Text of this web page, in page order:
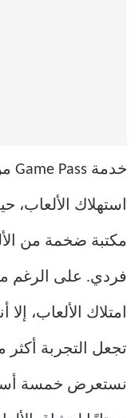
استهلاك الألعاب،
مكتبة ضخمة من
فردي. على الرغم
امتلاك الألعاب،
تجعل التجربة أكثر